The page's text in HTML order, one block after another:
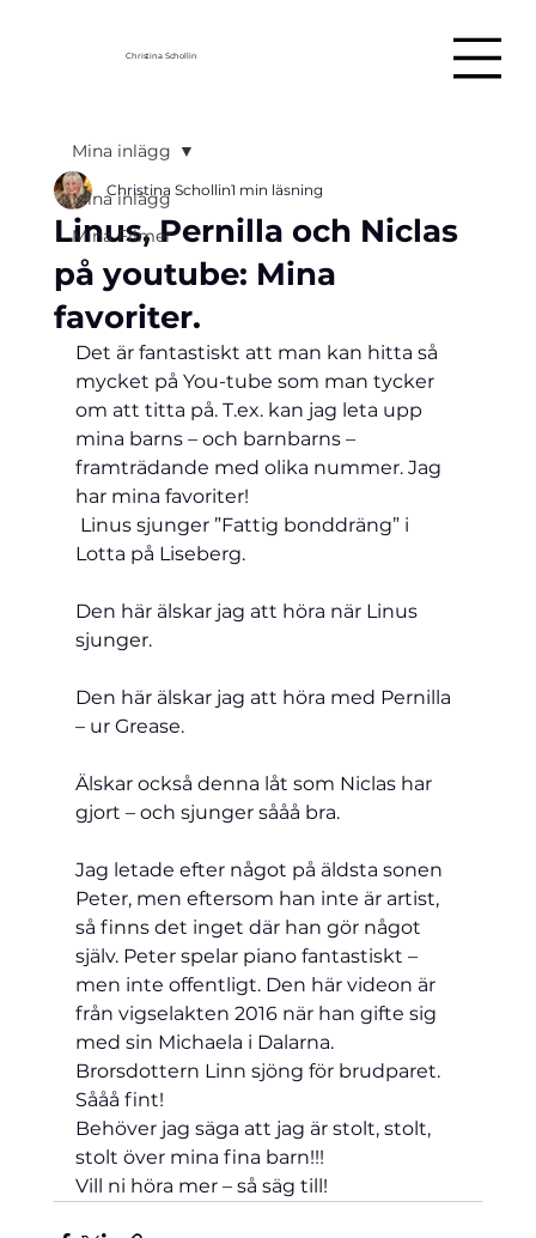
Christina Schollin
Mina inlägg
Mina Filmer
Mina inlägg
Linus, Pernilla och Niclas
på youtube: Mina
favoriter.
Christina Schollin1 min läsning
Det är fantastiskt att man kan hitta så
mycket på You-tube som man tycker
om att titta på. T.ex. kan jag leta upp
mina barns – och barnbarns –
framträdande med olika nummer. Jag
har mina favoriter!
Linus sjunger ”Fattig bonddräng” i
Lotta på Liseberg.
Den här älskar jag att höra när Linus
sjunger.
Den här älskar jag att höra med Pernilla
– ur Grease.
Älskar också denna låt som Niclas har
gjort – och sjunger sååå bra.
Jag letade efter något på äldsta sonen
Peter, men eftersom han inte är artist,
så finns det inget där han gör något
själv. Peter spelar piano fantastiskt –
men inte offentligt. Den här videon är
från vigselakten 2016 när han gifte sig
med sin Michaela i Dalarna.
Brorsdottern Linn sjöng för brudparet.
Sååå fint!
Behöver jag säga att jag är stolt, stolt,
stolt över mina fina barn!!!
Vill ni höra mer – så säg till!